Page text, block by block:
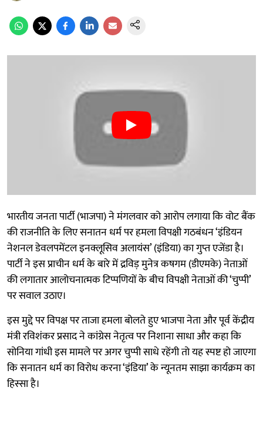
भारतीय जनता पार्टी (भाजपा) ने मंगलवार को आरोप लगाया कि वोट बैंक
की राजनीति के लिए सनातन धर्म पर हमला विपक्षी गठबंधन ‘इंडियन
नेशनल डेवलपमेंटल इनक्लूसिव अलायंस’ (इंडिया) का गुप्त एजेंडा है।
पार्टी ने इस प्राचीन धर्म के बारे में द्रविड़ मुनेत्र कषगम (डीएमके) नेताओं
की लगातार आलोचनात्मक टिप्पणियों के बीच विपक्षी नेताओं की ‘चुप्पी’
पर सवाल उठाए।
इस मुद्दे पर विपक्ष पर ताजा हमला बोलते हुए भाजपा नेता और पूर्व केंद्रीय
मंत्री रविशंकर प्रसाद ने कांग्रेस नेतृत्व पर निशाना साधा और कहा कि
सोनिया गांधी इस मामले पर अगर चुप्पी साधे रहेंगी तो यह स्पष्ट हो जाएगा
कि सनातन धर्म का विरोध करना ‘इंडिया’ के न्यूनतम साझा कार्यक्रम का
हिस्सा है।